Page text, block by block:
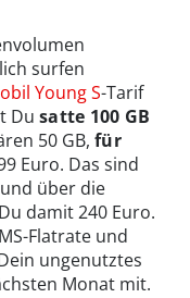
surfen
Young S-Tarif
Du satte 100 GB
50 GB,für
Euro. Das sind
und über die
damit 240 Euro.
Flatrate und
ungenutztes
Monat mit.